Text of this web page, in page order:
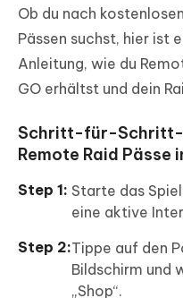
Ob du nach
Pässen suchst, hier
Anleitung, wie du
GO erhältst und dein
Schritt-für-Schritt-
Remote Raid Pässe
Starte das
eine aktive
Tippe auf den
Bildschirm und
„Shop“.